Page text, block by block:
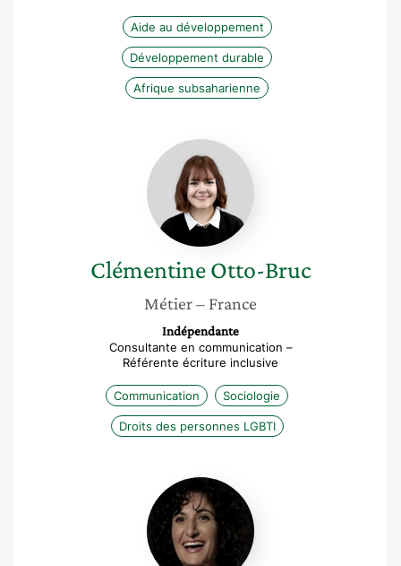
Aide au développement
Développement durable
Afrique subsaharienne
Clémentine
Otto-
Bruc
Clémentine Otto-Bruc
Métier– France
Indépendante
Consultante en communication –
Référente écriture inclusive
Communication Sociologie
Droits des personnes LGBTI
Stalo
Lesta